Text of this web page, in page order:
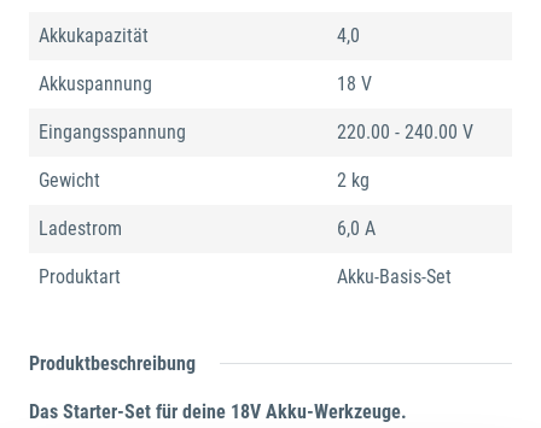
Akkukapazität 4,0
Akkuspannung 18 V
Eingangsspannung 220.00 - 240.00 V
Gewicht 2 kg
Ladestrom 6,0 A
Produktart Akku-Basis-Set
Produktbeschreibung
Das Starter-Set für deine 18V Akku-Werkzeuge.